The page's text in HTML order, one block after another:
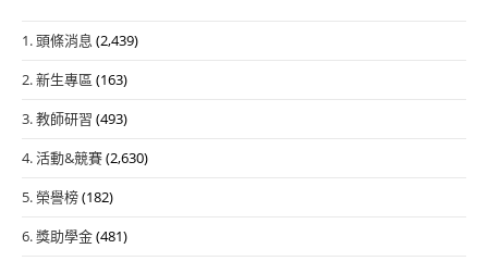
1. 頭條消息 (2,439)
2. 新生專區 (163)
3. 教師研習 (493)
4. 活動&競賽(2,630)
5. 榮譽榜(182)
6. 獎助學金(481)